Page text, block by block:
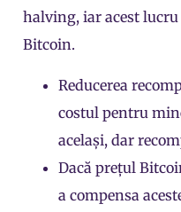
halving, iar acest
Bitcoin.
Reducerea
costul pentru
același, dar
Dacă prețul
a compensa